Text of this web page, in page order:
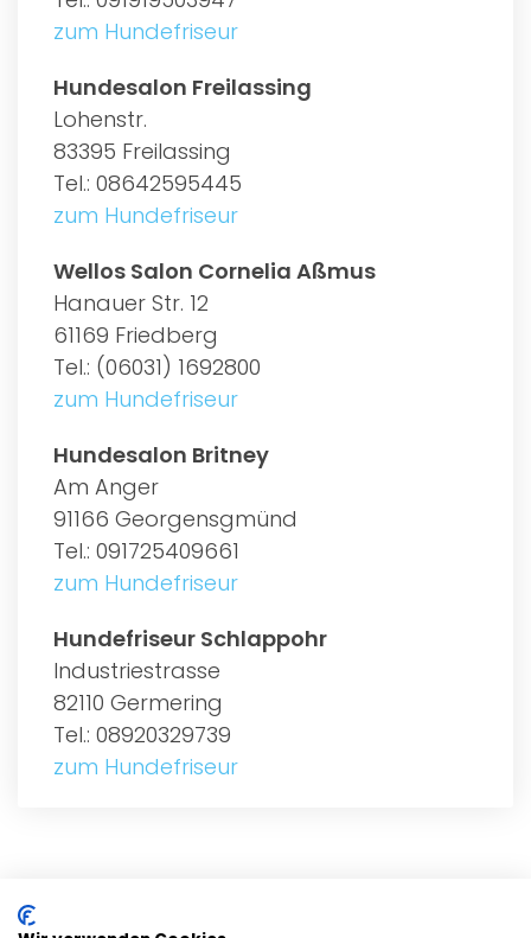
zum Hundefriseur
Hundesalon Freilassing
Lohenstr.
83395 Freilassing
Tel.: 08642595445
zum Hundefriseur
Wellos Salon Cornelia Aßmus
Hanauer Str. 12
61169 Friedberg
Tel.: (06031) 1692800
zum Hundefriseur
Hundesalon Britney
Am Anger
91166 Georgensgmünd
Tel.: 091725409661
zum Hundefriseur
Hundefriseur Schlappohr
Industriestrasse
82110 Germering
Tel.: 08920329739
zum Hundefriseur
ALLGEMEIN